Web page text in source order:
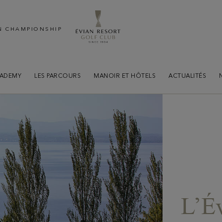
CHAMPIONSHIP
LES PARCOURS MANOIR ET HÔTELS ACTUALITÉS